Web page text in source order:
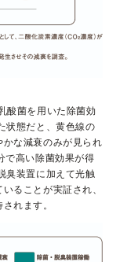
酸菌を用いた除菌効
状態だと、黄色線の
な減衰のみが見られ
で高い除菌効果が得
臭装置に加えて光触
ることが実証され、
れます。